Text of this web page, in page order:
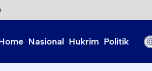
Nasional Hukrim Politik